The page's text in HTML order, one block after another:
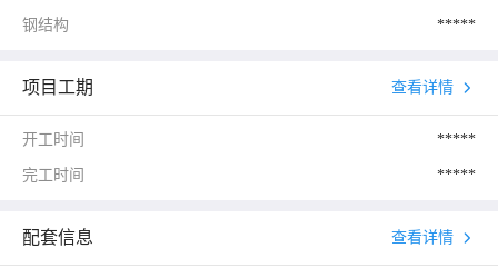
钢结构 *****
项目工期 查看详情
开工时间 *****
完工时间 *****
配套信息 查看详情